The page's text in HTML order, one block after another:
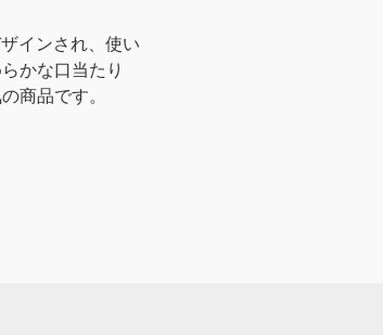
インされ、使い
かな口当たり
商品です。